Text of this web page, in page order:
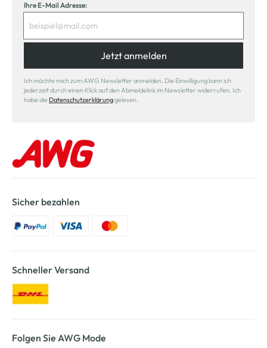
Ihre E-Mail Adresse:
Jetzt anmelden
Ich möchte mich zum AWG Newsletter anmelden. Die Einwilligung kann ich
jederzeit durch einen Klick auf den Abmeldelink im Newsletter widerrufen. Ich
habe die Datenschutzerklärunggelesen.
Sicher bezahlen
Schneller Versand
Folgen Sie AWG Mode